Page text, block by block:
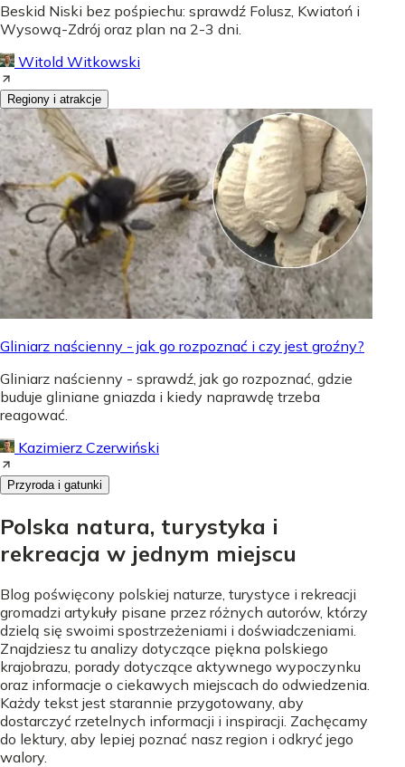
Beskid Niski bez pośpiechu: sprawdź Folusz, Kwiatoń i
Wysową-Zdrój oraz plan na 2-3 dni.
Witold Witkowski
Regiony i atrakcje
Gliniarz naścienny - jak go rozpoznać i czy jest groźny?
Gliniarz naścienny - sprawdź, jak go rozpoznać, gdzie
buduje gliniane gniazda i kiedy naprawdę trzeba
reagować.
Kazimierz Czerwiński
Przyroda i gatunki
Polska natura, turystyka i
rekreacja w jednym miejscu
Blog poświęcony polskiej naturze, turystyce i rekreacji
gromadzi artykuły pisane przez różnych autorów, którzy
dzielą się swoimi spostrzeżeniami i doświadczeniami.
Znajdziesz tu analizy dotyczące piękna polskiego
krajobrazu, porady dotyczące aktywnego wypoczynku
oraz informacje o ciekawych miejscach do odwiedzenia.
Każdy tekst jest starannie przygotowany, aby
dostarczyć rzetelnych informacji i inspiracji. Zachęcamy
do lektury, aby lepiej poznać nasz region i odkryć jego
walory.